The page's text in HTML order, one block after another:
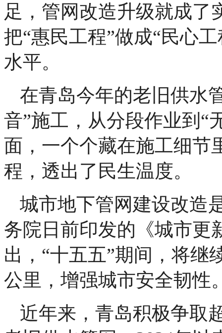
足，管网改造升级就成了
把“惠民工程”做成“民心
水平。
在青岛今年的老旧供水
音”施工，从分段作业到“
面，一个个藏在施工细节
程，透出了民生温度。
城市地下管网建设改造
务院日前印发的《城市更
出，“十五五”期间，将继
公里，增强城市安全韧性
近年来，青岛积极争取